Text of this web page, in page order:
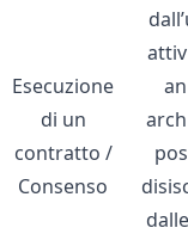
Esecuzione
di un
contratto /
Consenso